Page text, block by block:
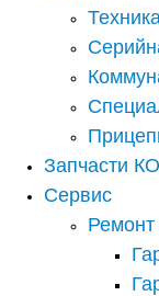
Запчасти
Сервис